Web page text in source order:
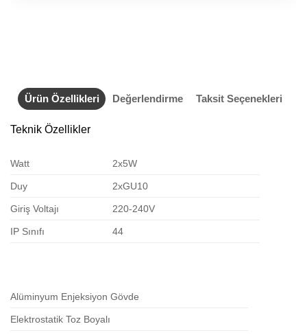
Ürün Özellikleri Değerlendirme Taksit Seçenekleri
Teknik Özellikler
Watt 2x5W
Duy 2xGU10
Giriş Voltajı 220-240V
IP Sınıfı 44
Alüminyum Enjeksiyon Gövde
Elektrostatik Toz Boyalı